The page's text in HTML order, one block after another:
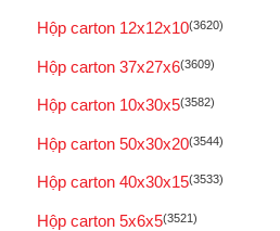
Hộp carton 12x12x10(3620)
Hộp carton 37x27x6(3609)
Hộp carton 10x30x5(3582)
Hộp carton 50x30x20(3544)
Hộp carton 40x30x15(3533)
Hộp carton 5x6x5(3521)